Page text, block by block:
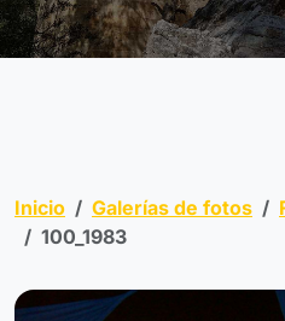
Inicio Galerías de fotos
100_1983